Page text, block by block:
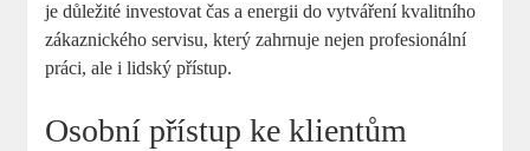
je důležité investovat⁢ čas‌ a ⁢energii do vytváření kvalitního
zákaznického servisu, který zahrnuje nejen profesionální
⁣práci, ale i lidský přístup.
Osobní přístup ke klientům